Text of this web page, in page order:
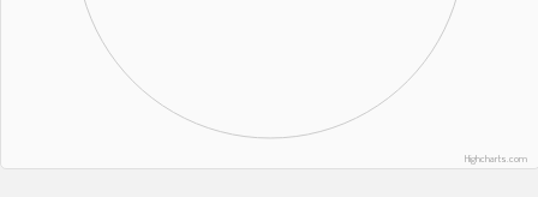
Highcharts.com